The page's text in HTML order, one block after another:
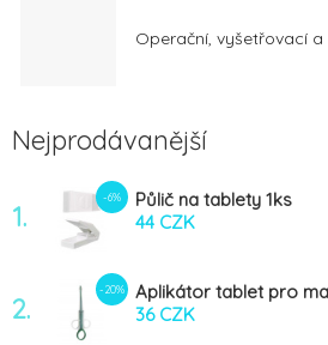
Operační, vyšetřovací
Nejprodávanější
1.
-6%
Půlič na tablety 1ks
44 CZK
2.
-20%
Aplikátor tablet pro
BUSTER 1ks
36 CZK